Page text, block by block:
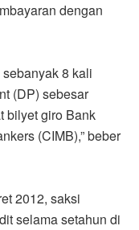
dengan
8 kali
(DP) sebesar
bilyet giro Bank
(CIMB),” beber
2012, saksi
selama setahun di